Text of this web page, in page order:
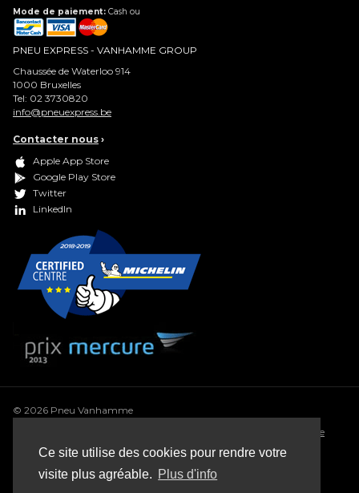
Ce site utilise des cookies pour rendre votre
visite plus agréable. Plus d'info
Mode de paiement: Cash ou
PNEU EXPRESS - VANHAMME GROUP
Chaussée de Waterloo 914
1000 Bruxelles
Tel: 02 3730820
info@pneuexpress.be
Contacter nous ›
Apple App Store
Google Play Store
Twitter
LinkedIn
© 2026 Pneu Vanhamme
Politique
de cookie
• Conditions générales de vente
Sitemap
Webdesign: Robarov